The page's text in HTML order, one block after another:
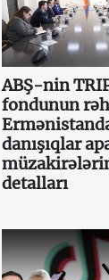
ABŞ-nin
fondunun
danışıqlar
detalları